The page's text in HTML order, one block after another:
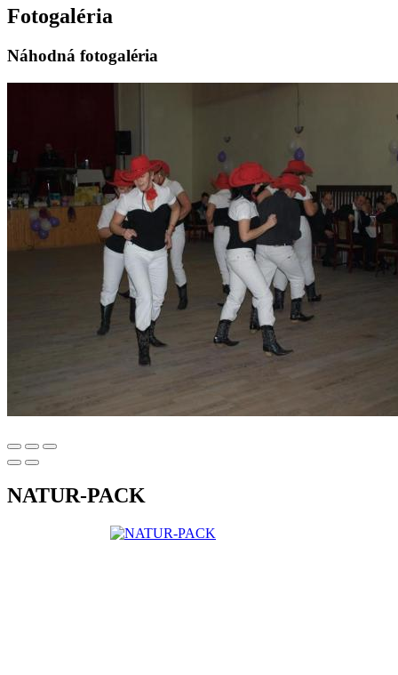
Fotogaléria
Náhodná fotogaléria
NATUR-PACK